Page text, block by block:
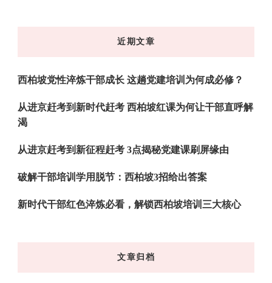
近期文章
西柏坡党性淬炼干部成长 这趟党建培训为何成必修？
从进京赶考到新时代赶考 西柏坡红课为何让干部直呼解
渴
从进京赶考到新征程赶考 3点揭秘党建课刷屏缘由
破解干部培训学用脱节：西柏坡3招给出答案
新时代干部红色淬炼必看，解锁西柏坡培训三大核心
文章归档